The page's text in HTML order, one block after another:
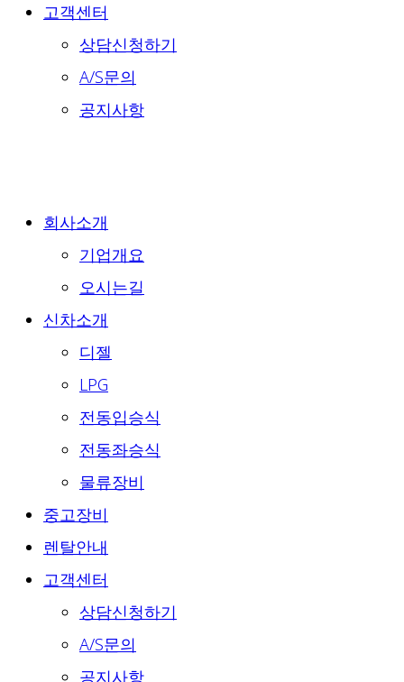
고객센터
상담신청하기
A/S문의
공지사항
회사소개
기업개요
오시는길
신차소개
디젤
LPG
전동입승식
전동좌승식
물류장비
중고장비
렌탈안내
고객센터
상담신청하기
A/S문의
공지사항